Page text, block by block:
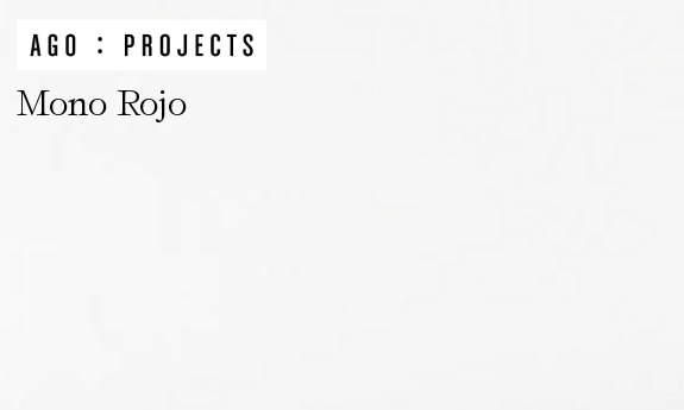
Mono Rojo